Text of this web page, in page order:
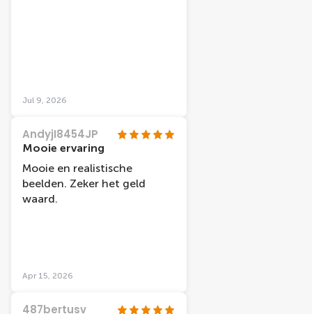
Jul 9, 2026
AndyjI8454JP
Mooie ervaring
Mooie en realistische
beelden. Zeker het geld
waard.
Apr 15, 2026
487bertusv